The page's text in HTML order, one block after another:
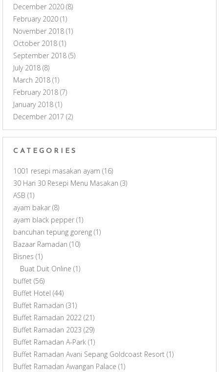
December 2020 (8)
February 2020 (1)
November 2018 (1)
October 2018 (1)
September 2018 (5)
July 2018 (8)
March 2018 (1)
February 2018 (7)
January 2018 (1)
December 2017 (2)
CATEGORIES
1001 resepi masakan ayam (16)
30 Hari 30 Resepi Menu Masakan (3)
ASB (1)
ayam bakar (8)
ayam black pepper (1)
bancuhan tepung goreng (1)
Bazaar Ramadan (10)
Bisnes (1)
Buat Duit Online (1)
buffet (56)
Buffet Hotel (44)
Buffet Ramadan (31)
Buffet Ramadan 2022 (21)
Buffet Ramadan 2023 (29)
Buffet Ramadan A-Park (1)
Buffet Ramadan Avani Sepang Goldcoast Resort (1)
Buffet Ramadan Awangan Palace (1)